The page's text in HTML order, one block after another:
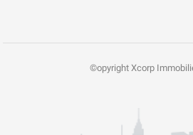
©opyright Xcorp